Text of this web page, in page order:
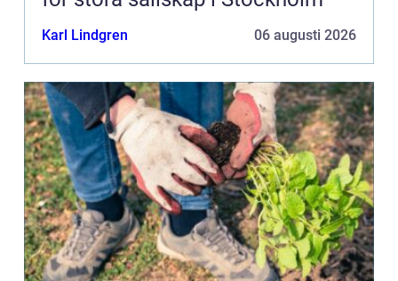
Karl Lindgren 06 augusti 2026